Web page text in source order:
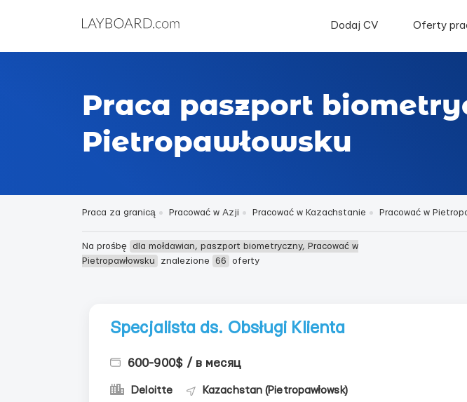
Dodaj CV Oferty
Praca paszport
Pietropawłowsku
Praca za granicą Pracować w Azji Pracować w Kazachstanie Pracować w
Na prośbę dla mołdawian, paszport biometryczny, Pracować w
Pietropawłowsku
znalezione 66 oferty
Specjalista ds. Obsługi Klienta
600-900$ / в месяц
Deloitte Kazachstan (Pietropawłowsk)